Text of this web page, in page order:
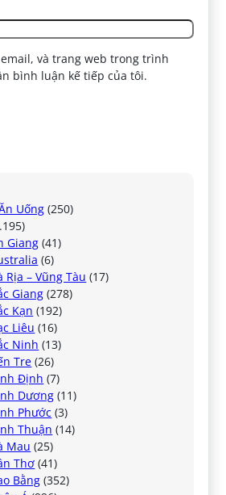
và trang web trong trình
bình luận kế tiếp của tôi.
Uống (250)
Giang (41)
(6)
Rịa – Vũng Tàu (17)
Giang (278)
Kạn (192)
Liêu (16)
Ninh (13)
Tre (26)
Định (7)
Dương (11)
Phước (3)
Thuận (14)
Mau (25)
Thơ (41)
Bằng (352)